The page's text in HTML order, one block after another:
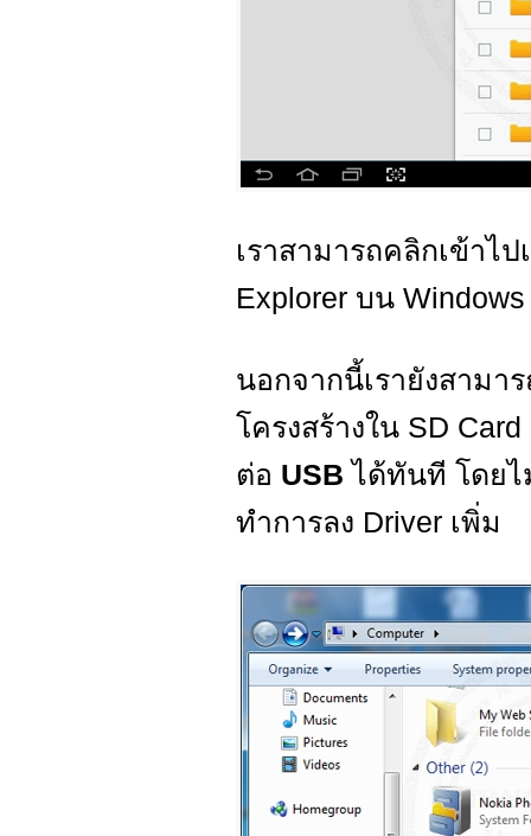
เราสามารถคลิกเข้าไ
Explorer บน Windows
นอกจากนี้เรายังสามา
โครงสร้างใน SD
ต่อ USBได้ทันที โดยไ
ทำการลง Driver เพิ่ม